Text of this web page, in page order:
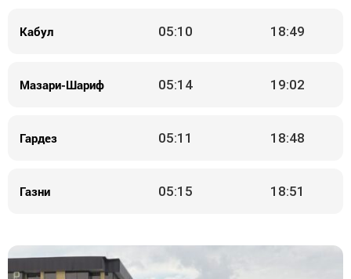
Кабул 05:10 18:49
Мазари-Шариф 05:14 19:02
Гардез 05:11 18:48
Газни 05:15 18:51